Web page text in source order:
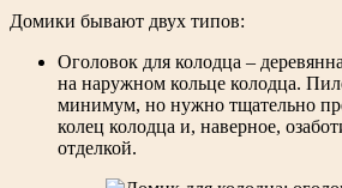
Домики бывают двух типов:
Оголовок для колодца –
на наружном кольце колодца.
минимум, но нужно тщательно
колец колодца и, наверное,
отделкой.